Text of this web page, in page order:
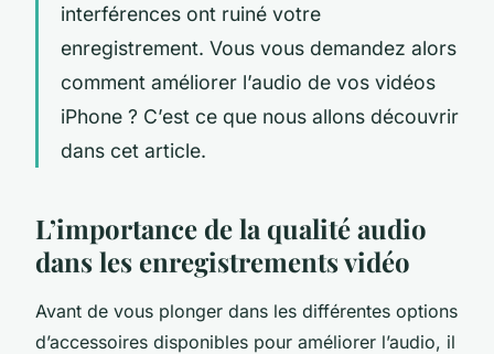
interférences ont ruiné votre
enregistrement. Vous vous demandez alors
comment améliorer l’audio de vos vidéos
iPhone ? C’est ce que nous allons découvrir
dans cet article.
L’importance de la qualité audio
dans les enregistrements vidéo
Avant de vous plonger dans les différentes options
d’accessoires disponibles pour améliorer l’audio, il